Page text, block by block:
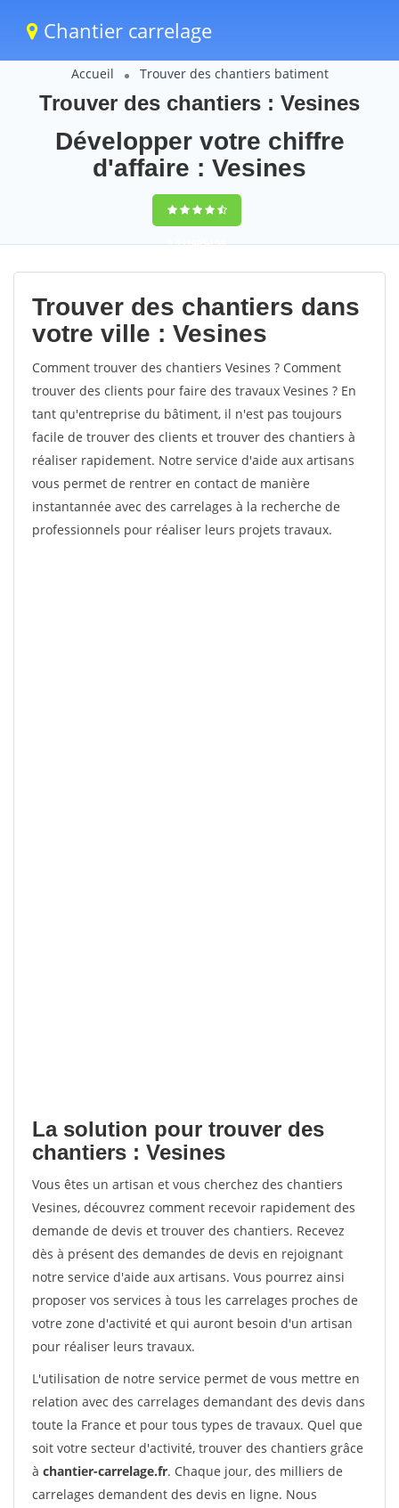
Chantier carrelage
Accueil Trouver des chantiers batiment
Trouver des chantiers : Vesines
Développer votre chiffre
d'affaire : Vesines
9,5(100%)59
votes
Trouver des chantiers dans
votre ville : Vesines
Comment trouver des chantiers Vesines ? Comment
trouver des clients pour faire des travaux Vesines ? En
tant qu'entreprise du bâtiment, il n'est pas toujours
facile de trouver des clients et trouver des chantiers à
réaliser rapidement. Notre service d'aide aux artisans
vous permet de rentrer en contact de manière
instantannée avec des carrelages à la recherche de
professionnels pour réaliser leurs projets travaux.
La solution pour trouver des
chantiers : Vesines
Vous êtes un artisan et vous cherchez des chantiers
Vesines, découvrez comment recevoir rapidement des
demande de devis et trouver des chantiers. Recevez
dès à présent des demandes de devis en rejoignant
notre service d'aide aux artisans. Vous pourrez ainsi
proposer vos services à tous les carrelages proches de
votre zone d'activité et qui auront besoin d'un artisan
pour réaliser leurs travaux.
L'utilisation de notre service permet de vous mettre en
relation avec des carrelages demandant des devis dans
toute la France et pour tous types de travaux. Quel que
soit votre secteur d'activité, trouver des chantiers grâce
à chantier-carrelage.fr. Chaque jour, des milliers de
carrelages demandent des devis en ligne. Nous